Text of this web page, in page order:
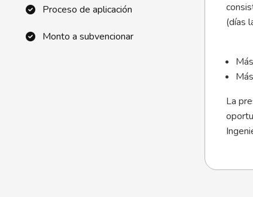
Proceso de aplicación
Monto a subvencionar
(días
La